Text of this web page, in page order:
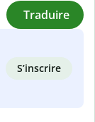
Traduire
S’inscrire